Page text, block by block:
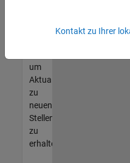
unseres
um
Aktualisierungen
zu
neuen
Stellenangeboten
zu
erhalten.
Kontakt zu Ihrer